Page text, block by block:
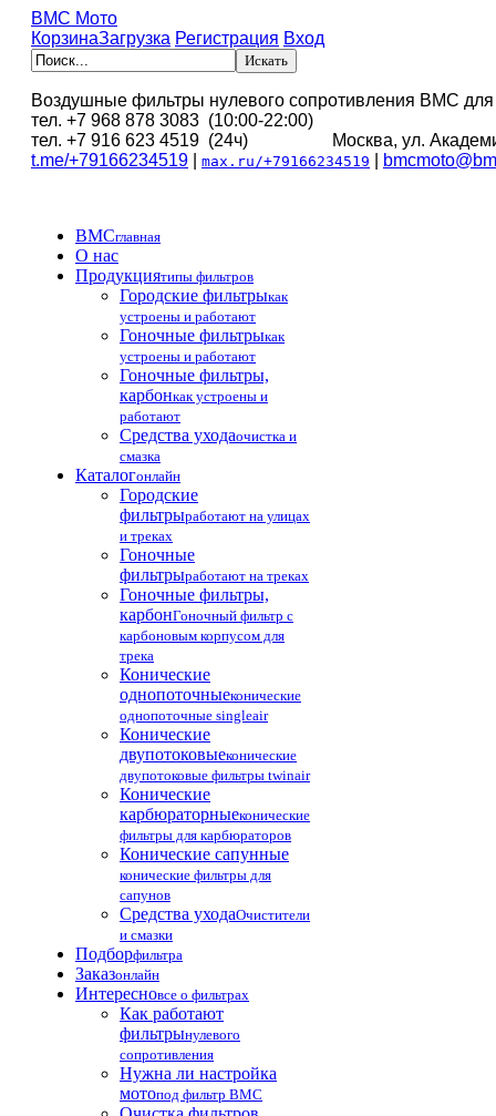
BMC Мото
КорзинаЗагрузка Регистрация Вход
Воздушные фильтры нулевого сопротивления BMC
тел. +7 968 878 3083 (10:00-22:00)
тел. +7 916 623 4519 (24ч) Москва, ул.
t.me/+79166234519
max.ru/+79166234519
BMCглавная
О нас
Продукциятипы фильтров
Городские фильтрыкак
устроены и работают
Гоночные фильтрыкак
устроены и работают
Гоночные фильтры,
карбонкак устроены и
работают
Средства уходаочистка и
смазка
Каталогонлайн
Городские
фильтрыработают на улицах
и треках
Гоночные
фильтрыработают на треках
Гоночные фильтры,
карбонГоночный фильтр с
карбоновым корпусом для
трека
Конические
однопоточныеконические
однопоточные singleair
Конические
двупотоковыеконические
двупотоковые фильтры twinair
Конические
карбюраторныеконические
фильтры для карбюраторов
Конические сапунные
конические фильтры для
сапунов
Средства уходаОчистители
и смазки
Подборфильтра
Заказонлайн
Интересновсе о фильтрах
Как работают
фильтрынулевого
сопротивления
Нужна ли настройка
мотопод фильтр BMC